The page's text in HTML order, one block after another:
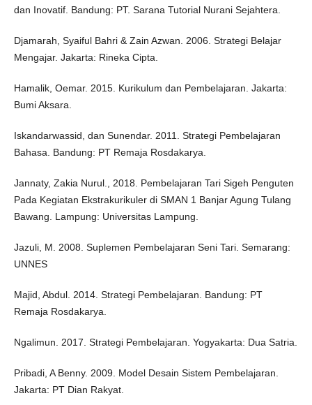
dan Inovatif. Bandung: PT. Sarana Tutorial Nurani Sejahtera.
Djamarah, Syaiful Bahri & Zain Azwan. 2006. Strategi Belajar
Mengajar. Jakarta: Rineka Cipta.
Hamalik, Oemar. 2015. Kurikulum dan Pembelajaran. Jakarta:
Bumi Aksara.
Iskandarwassid, dan Sunendar. 2011. Strategi Pembelajaran
Bahasa. Bandung: PT Remaja Rosdakarya.
Jannaty, Zakia Nurul., 2018. Pembelajaran Tari Sigeh Penguten
Pada Kegiatan Ekstrakurikuler di SMAN 1 Banjar Agung Tulang
Bawang. Lampung: Universitas Lampung.
Jazuli, M. 2008. Suplemen Pembelajaran Seni Tari. Semarang:
UNNES
Majid, Abdul. 2014. Strategi Pembelajaran. Bandung: PT
Remaja Rosdakarya.
Ngalimun. 2017. Strategi Pembelajaran. Yogyakarta: Dua Satria.
Pribadi, A Benny. 2009. Model Desain Sistem Pembelajaran.
Jakarta: PT Dian Rakyat.